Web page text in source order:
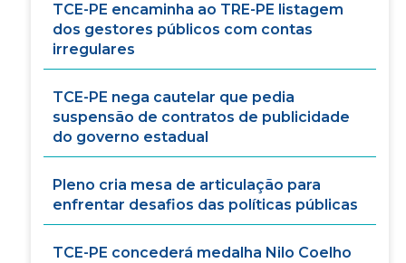
TCE-PE encaminha ao TRE-PE listagem
dos gestores públicos com contas
irregulares
TCE-PE nega cautelar que pedia
suspensão de contratos de publicidade
do governo estadual
Pleno cria mesa de articulação para
enfrentar desafios das políticas públicas
TCE-PE concederá medalha Nilo Coelho